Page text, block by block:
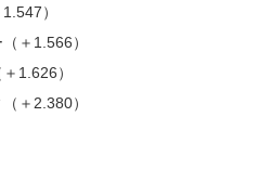
）
＋1.566）
1.626）
＋2.380）